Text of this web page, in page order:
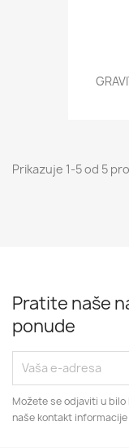
Prikazuje 1-5 od 5
Pratite naše
ponude
Možete se odjaviti u
naše kontakt